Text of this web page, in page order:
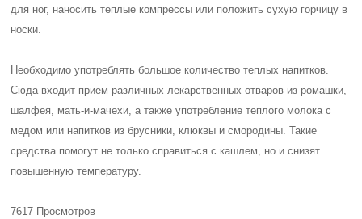
для ног, наносить теплые компрессы или положить сухую горчицу в
носки.
Необходимо употреблять большое количество теплых напитков.
Сюда входит прием различных лекарственных отваров из ромашки,
шалфея, мать-и-мачехи, а также употребление теплого молока с
медом или напитков из брусники, клюквы и смородины. Такие
средства помогут не только справиться с кашлем, но и снизят
повышенную температуру.
7617 Просмотров